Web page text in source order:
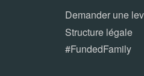
Demander une
Structure légale
#FundedFamily